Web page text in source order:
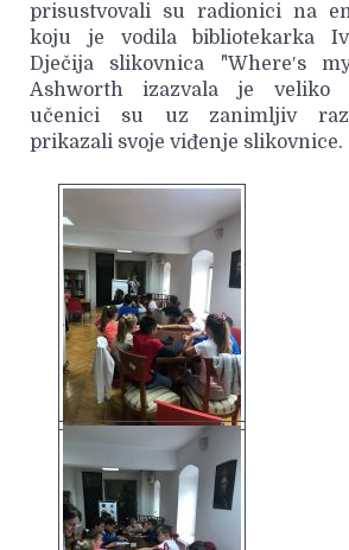
prisustvovali su radionici na
koju je vodila bibliotekarka
Dječija slikovnica "Where′s
Ashworth izazvala je veliko
učenici su uz zanimljiv
prikazali svoje viđenje slikovnice.